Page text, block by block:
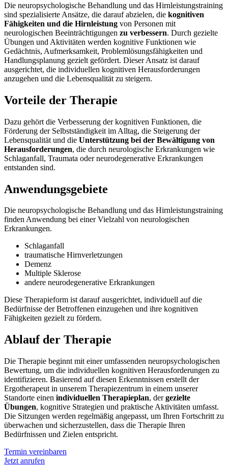
Die neuropsychologische Behandlung und das Hirnleistungstraining
sind spezialisierte Ansätze, die darauf abzielen, die kognitiven
Fähigkeiten und die Hirnleistung von Personen mit
neurologischen Beeinträchtigungen zu verbessern. Durch gezielte
Übungen und Aktivitäten werden kognitive Funktionen wie
Gedächtnis, Aufmerksamkeit, Problemlösungsfähigkeiten und
Handlungsplanung gezielt gefördert. Dieser Ansatz ist darauf
ausgerichtet, die individuellen kognitiven Herausforderungen
anzugehen und die Lebensqualität zu steigern.
Vorteile der Therapie
Dazu gehört die Verbesserung der kognitiven Funktionen, die
Förderung der Selbstständigkeit im Alltag, die Steigerung der
Lebensqualität und die Unterstützung bei der Bewältigung von
Herausforderungen, die durch neurologische Erkrankungen wie
Schlaganfall, Traumata oder neurodegenerative Erkrankungen
entstanden sind.
Anwendungsgebiete
Die neuropsychologische Behandlung und das Hirnleistungstraining
finden Anwendung bei einer Vielzahl von neurologischen
Erkrankungen.
Schlaganfall
traumatische Hirnverletzungen
Demenz
Multiple Sklerose
andere neurodegenerative Erkrankungen
Diese Therapieform ist darauf ausgerichtet, individuell auf die
Bedürfnisse der Betroffenen einzugehen und ihre kognitiven
Fähigkeiten gezielt zu fördern.
Ablauf der Therapie
Die Therapie beginnt mit einer umfassenden neuropsychologischen
Bewertung, um die individuellen kognitiven Herausforderungen zu
identifizieren. Basierend auf diesen Erkenntnissen erstellt der
Ergotherapeut in unserem Therapiezentrum in einem unserer
Standorte einen individuellen Therapieplan, dergezielte
Übungen, kognitive Strategien und praktische Aktivitäten umfasst.
Die Sitzungen werden regelmäßig angepasst, um Ihren Fortschritt zu
überwachen und sicherzustellen, dass die Therapie Ihren
Bedürfnissen und Zielen entspricht.
Termin vereinbaren
Jetzt anrufen